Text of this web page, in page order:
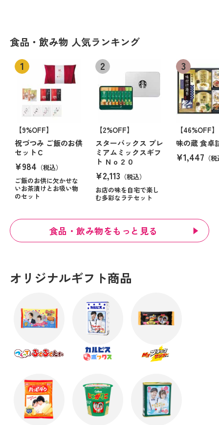
食品・飲み物 人気ランキング
【9%OFF】
祝づつみ ご飯のお供
セットＣ
¥984 （税込）
ご飯のお供に欠かせな
いお茶漬けとお吸い物
のセット
【2%OFF】
スターバックス プレ
ミアムミックスギフ
ト Ｎｏ２０
¥2,113 （税込）
お店の味を自宅で楽し
む多彩なラテセット
【46%OFF】
味の蔵 食卓
¥1,447 （
食品・飲み物をもっと見る
オリジナルギフト商品